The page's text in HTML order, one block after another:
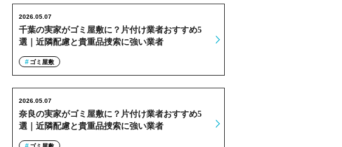
千葉の実家がゴミ屋敷に？片付け業者おすすめ5
選｜近隣配慮と貴重品捜索に強い業者
2026.05.07
ゴミ屋敷
奈良の実家がゴミ屋敷に？片付け業者おすすめ5
選｜近隣配慮と貴重品捜索に強い業者
2026.05.07